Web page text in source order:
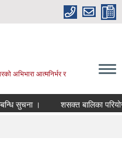
अभिभारा आत्मनिर्भर र
सुचना । शसक्त बालिका